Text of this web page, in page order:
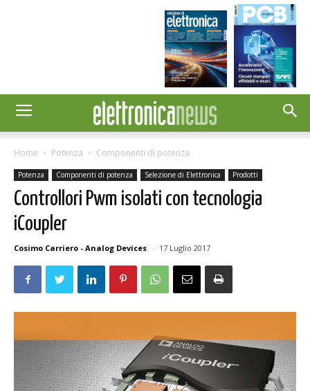
Home Potenza Componenti di potenza
Potenza Componenti di potenza Selezione di Elettronica Prodotti
Controllori Pwm isolati con tecnologia
iCoupler
Cosimo Carriero - Analog Devices - 17 Luglio 2017